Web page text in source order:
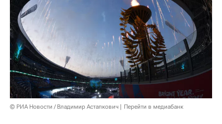
© РИА Новости / Владимир Астапкович Перейти в медиабанк